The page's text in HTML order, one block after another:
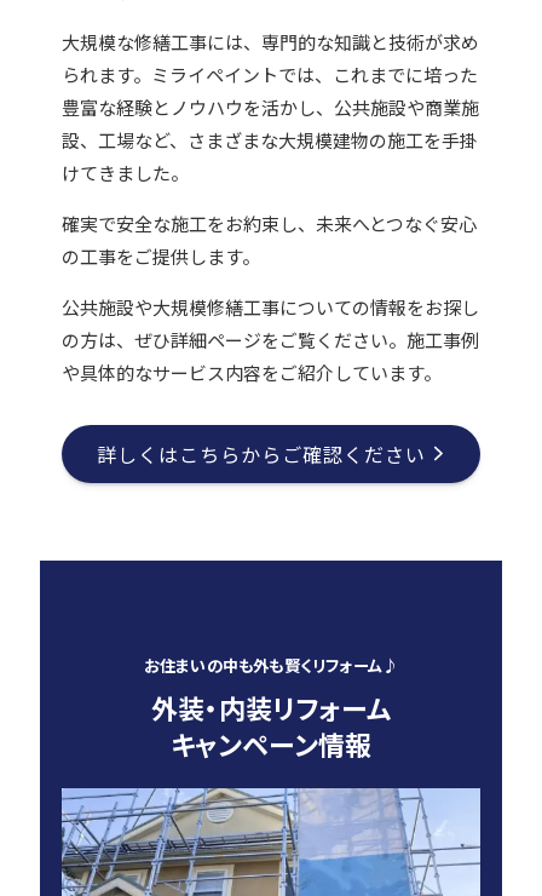
大規模な修繕工事には、専門的な知識と技術が求め
られます。ミライペイントでは、これまでに培った
豊富な経験とノウハウを活かし、公共施設や商業施
設、工場など、さまざまな大規模建物の施工を手掛
けてきました。
確実で安全な施工をお約束し、未来へとつなぐ安心
の工事をご提供します。
公共施設や大規模修繕工事についての情報をお探し
の方は、ぜひ詳細ページをご覧ください。施工事例
や具体的なサービス内容をご紹介しています。
詳しくはこちらからご確認ください
お住まいの中も外も賢くリフォーム♪
外装・内装リフォーム
キャンペーン情報